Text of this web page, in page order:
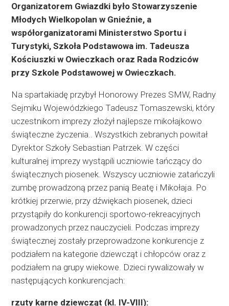
Organizatorem Gwiazdki było Stowarzyszenie
Młodych Wielkopolan w Gnieźnie, a
współorganizatorami Ministerstwo Sportu i
Turystyki, Szkoła Podstawowa im. Tadeusza
Kościuszki w Owieczkach oraz Rada Rodziców
przy Szkole Podstawowej w Owieczkach.
Na spartakiadę przybył Honorowy Prezes SMW, Radny
Sejmiku Wojewódzkiego Tadeusz Tomaszewski, który
uczestnikom imprezy złożył najlepsze mikołajkowo
świąteczne życzenia.. Wszystkich zebranych powitał
Dyrektor Szkoły Sebastian Patrzek. W części
kulturalnej imprezy wystąpili uczniowie tańczący do
świątecznych piosenek. Wszyscy uczniowie zatańczyli
zumbę prowadzoną przez panią Beatę i Mikołaja. Po
krótkiej przerwie, przy dźwiękach piosenek, dzieci
przystąpiły do konkurencji sportowo-rekreacyjnych
prowadzonych przez nauczycieli. Podczas imprezy
świątecznej zostały przeprowadzone konkurencje z
podziałem na kategorie dziewcząt i chłopców oraz z
podziałem na grupy wiekowe. Dzieci rywalizowały w
następujących konkurencjach:
rzuty karne dziewcząt (kl. IV-VIII):